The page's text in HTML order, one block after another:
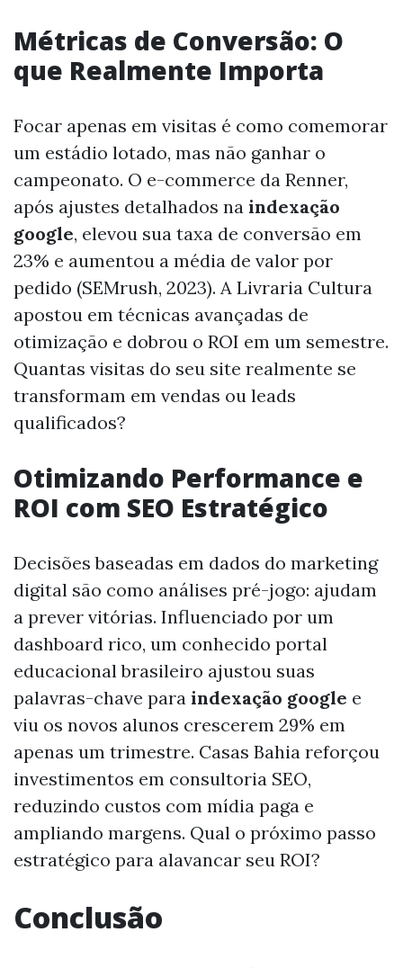
Métricas de Conversão: O
que Realmente Importa
Focar apenas em visitas é como comemorar
um estádio lotado, mas não ganhar o
campeonato. O e-commerce da Renner,
após ajustes detalhados na indexação
google, elevou sua taxa de conversão em
23% e aumentou a média de valor por
pedido (SEMrush, 2023). A Livraria Cultura
apostou em técnicas avançadas de
otimização e dobrou o ROI em um semestre.
Quantas visitas do seu site realmente se
transformam em vendas ou leads
qualificados?
Otimizando Performance e
ROI com SEO Estratégico
Decisões baseadas em dados do marketing
digital são como análises pré-jogo: ajudam
a prever vitórias. Influenciado por um
dashboard rico, um conhecido portal
educacional brasileiro ajustou suas
palavras-chave para indexação google e
viu os novos alunos crescerem 29% em
apenas um trimestre. Casas Bahia reforçou
investimentos em consultoria SEO,
reduzindo custos com mídia paga e
ampliando margens. Qual o próximo passo
estratégico para alavancar seu ROI?
Conclusão